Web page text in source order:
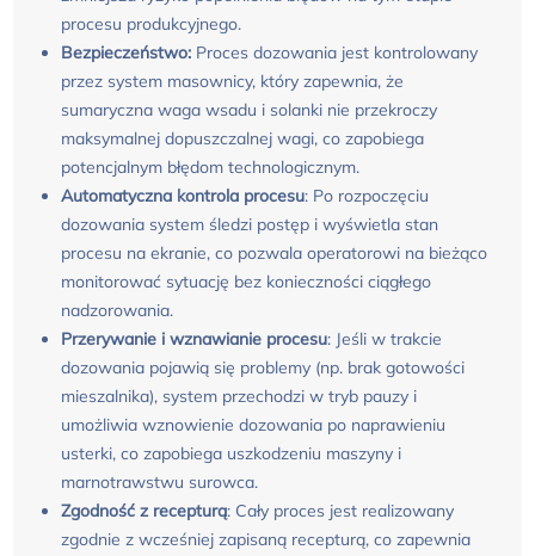
procesu produkcyjnego.
Bezpieczeństwo: Proces dozowania jest kontrolowany
przez system masownicy, który zapewnia, że
sumaryczna waga wsadu i solanki nie przekroczy
maksymalnej dopuszczalnej wagi, co zapobiega
potencjalnym błędom technologicznym.
Automatyczna kontrola procesu: Po rozpoczęciu
dozowania system śledzi postęp i wyświetla stan
procesu na ekranie, co pozwala operatorowi na bieżąco
monitorować sytuację bez konieczności ciągłego
nadzorowania.
Przerywanie i wznawianie procesu: Jeśli w trakcie
dozowania pojawią się problemy (np. brak gotowości
mieszalnika), system przechodzi w tryb pauzy i
umożliwia wznowienie dozowania po naprawieniu
usterki, co zapobiega uszkodzeniu maszyny i
marnotrawstwu surowca.
Zgodność z recepturą: Cały proces jest realizowany
zgodnie z wcześniej zapisaną recepturą, co zapewnia